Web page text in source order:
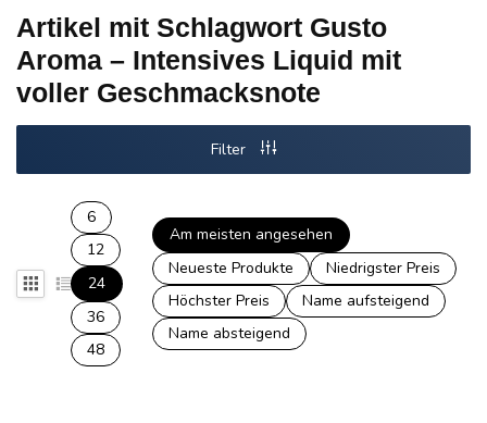
Artikel mit Schlagwort Gusto
Aroma – Intensives Liquid mit
voller Geschmacksnote
Filter
6
12
24
36
48
Am meisten angesehen
Neueste Produkte
Niedrigster Preis
Höchster Preis
Name aufsteigend
Name absteigend